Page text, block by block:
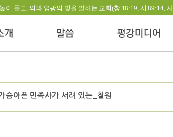
이 들고, 의와 영광의 빛을 발하는 교회(창 18:19, 시 89:14,
슴아픈 민족사가 서려 있는_철원